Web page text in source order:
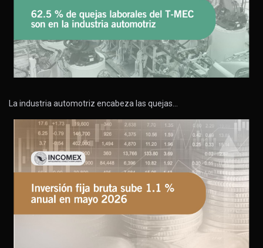
La industria automotriz encabeza las quejas…